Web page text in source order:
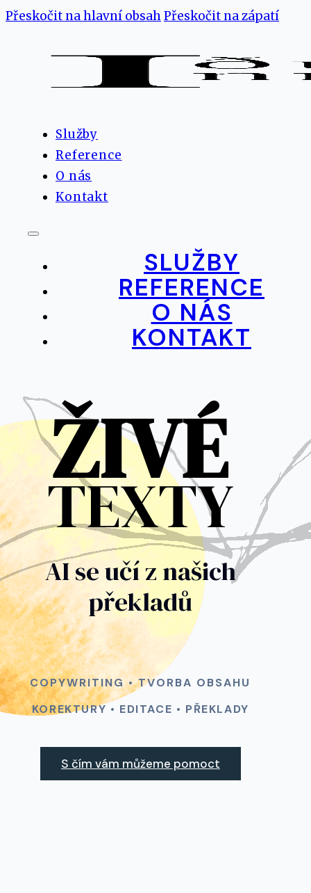
Přeskočit na hlavní obsahPřeskočit na zápatí
Služby
Reference
O nás
Kontakt
SLUŽBY
REFERENCE
O NÁS
KONTAKT
ŽIVÉ
TEXTY
AI se učí z našich
překladů
COPYWRITING • TVORBA OBSAHU
KOREKTURY • EDITACE • PŘEKLADY
S čím vám můžeme pomoct